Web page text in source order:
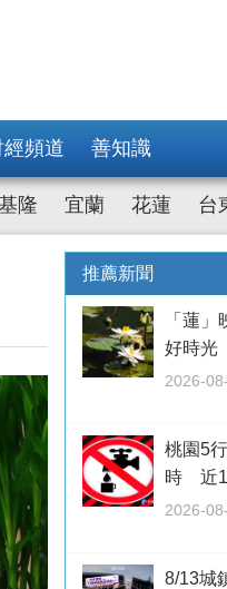
經頻道 善知識
隆 宜蘭 花蓮 台
推薦新聞
「蓮
好時光
2026-
桃園5
時 近
2026-
8/13城